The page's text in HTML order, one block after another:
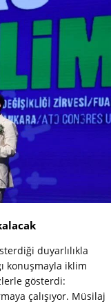
duyarlılıkla
konuşmayla iklim
gösterdi:
çalışıyor. Müsilaj